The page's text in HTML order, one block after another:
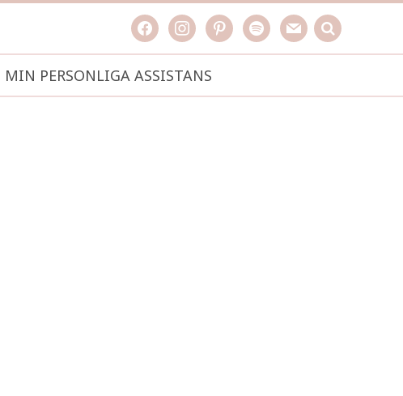
facebookinstagrampinterestspotifymail search
MIN PERSONLIGA ASSISTANS